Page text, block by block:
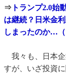
⇒ トランプ2.0始
は継続？日米金
しまったのか…（
我々も、日本企
すが、いざ投資